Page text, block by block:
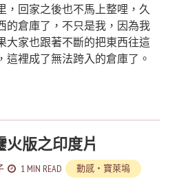
，回家之後也不馬上整哩，久
的倉庫了，不只是我，因為我
大家也跟著不斷的把東西往這
這裡成了無法跨入的倉庫了。
火版之印度片
1 MIN READ 動感‧寶萊塢